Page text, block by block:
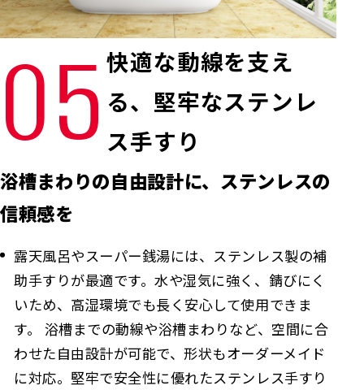
05快適な動線を支え
る、堅牢なステンレ
ス手すり
浴槽まわりの自由設計に、ステンレスの
信頼感を
露天風呂やスーパー銭湯には、ステンレス製の補
助手すりが最適です。水や湿気に強く、錆びにく
いため、高湿環境でも長く安心して使用できま
す。 浴槽までの動線や浴槽まわりなど、空間に合
わせた自由設計が可能で、形状もオーダーメイド
に対応。堅牢で安全性に優れたステンレス手すり